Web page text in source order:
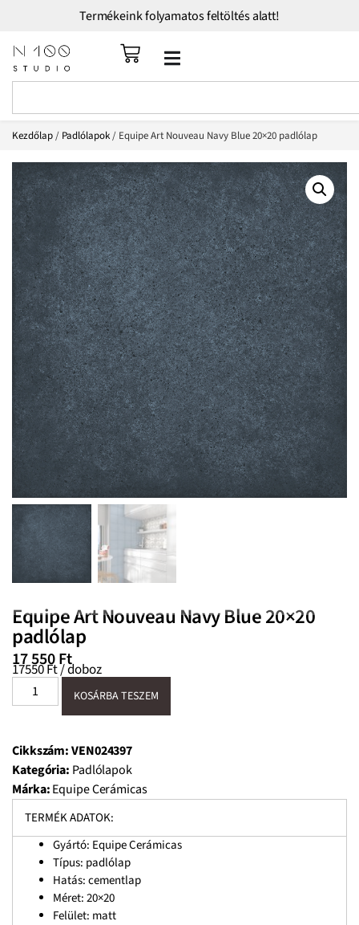
Termékeink folyamatos feltöltés alatt!
Kezdőlap/ Padlólapok/ Equipe Art Nouveau Navy Blue 20×20 padlólap
Equipe Art Nouveau Navy Blue 20×20
padlólap
17 550Ft
17550 Ft / doboz
KOSÁRBA TESZEM
Cikkszám:VEN024397
Kategória: Padlólapok
Márka:Equipe Cerámicas
TERMÉK ADATOK:
Gyártó: Equipe Cerámicas
Típus: padlólap
Hatás: cementlap
Méret: 20×20
Felület: matt